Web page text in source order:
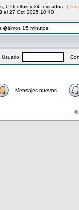
0 Ocultos y 24 Invitados [
el 27 Oct 2025 10:40
�ltimos 15 minutos
Mensajes nuevos
©